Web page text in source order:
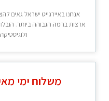
אנחנו באיירגייט ישראל גאים
ארצות ברמה הגבוהה ביותר.
משלוח ימי